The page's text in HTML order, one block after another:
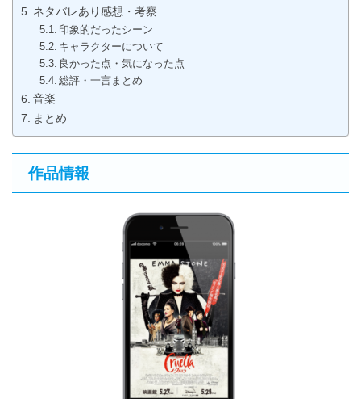
ネタバレあり感想・考察
印象的だったシーン
キャラクターについて
良かった点・気になった点
総評・一言まとめ
音楽
まとめ
作品情報